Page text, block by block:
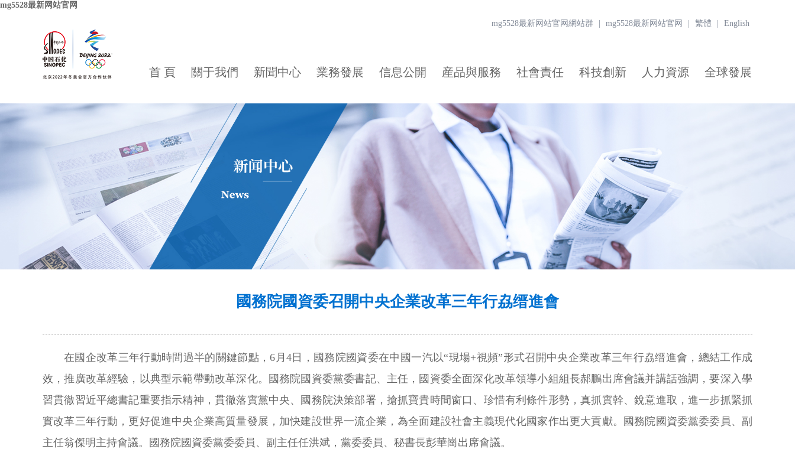
mg5528最新网站官网
mg5528最新网站官网網站群 mg5528最新网站官网 繁體 English
首 頁 關于我們 新聞中心 業務發展 信息公開 産品與服務 社會責任 科技創新 人力資源 全球發展
國務院國資委召開中央企業改革三年行劦缙進會
在國企改革三年行動時間過半的關鍵節點，6月4日，國務院國資委在中國一汽以“現場+視頻”形式召開中央企業改革三年行劦缙進會，總結工作成
效，推廣改革經驗，以典型示範帶動改革深化。國務院國資委黨委書記、主任，國資委全面深化改革領導小組組長郝鵬出席會議并講話強調，要深入學
習貫徹習近平總書記重要指示精神，貫徹落實黨中央、國務院決策部署，搶抓寶貴時間窗口、珍惜有利條件形勢，真抓實幹、銳意進取，進一步抓緊抓
實改革三年行動，更好促進中央企業高質量發展，加快建設世界一流企業，為全面建設社會主義現代化國家作出更大貢獻。國務院國資委黨委委員、副
主任翁傑明主持會議。國務院國資委黨委委員、副主任任洪斌，黨委委員、秘書長彭華崗出席會議。